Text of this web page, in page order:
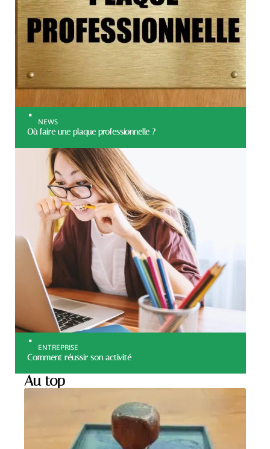
NEWS
Où faire une plaque professionnelle ?
ENTREPRISE
Comment réussir son activité
Au top